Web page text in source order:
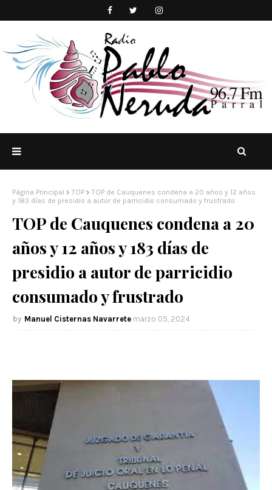
Página Principal TOP
TOP de Cauquenes condena a 20 años y 12 años
y 183 días de presidio a autor de parricidio consumado y frustrado
TOP de Cauquenes condena a 20
años y 12 años y 183 días de
presidio a autor de parricidio
consumado y frustrado
Manuel Cisternas Navarrete marzo 05, 2024